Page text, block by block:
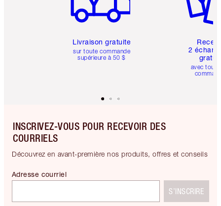
Livraison gratuite
sur toute commande
supérieure à 50 $
2
avec
INSCRIVEZ-VOUS POUR RECEVOIR DES
COURRIELS
Découvrez en avant-première nos produits, offres et conseils
Adresse courriel
S’INSCRIRE